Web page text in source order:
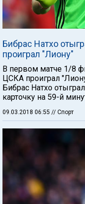
Бибрас Натхо
проиграл "Лиону"
В первом матче 1/8
ЦСКА проиграл
Бибрас Натхо
карточку на 59-й
09.03.2018 06:55 // Спорт